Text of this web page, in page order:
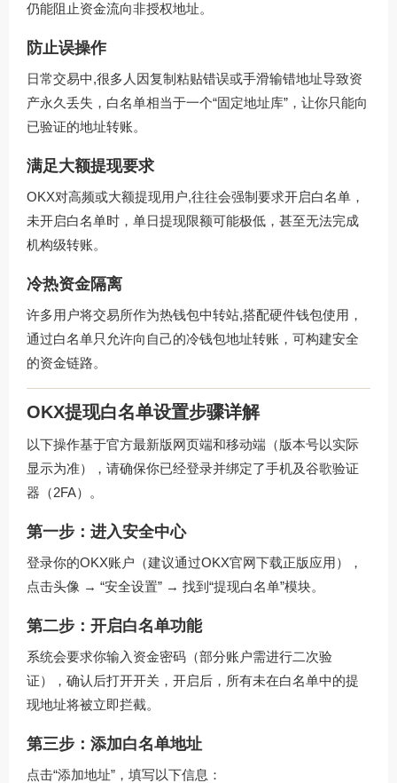
仍能阻止资金流向非授权地址。
防止误操作
日常交易中,很多人因复制粘贴错误或手滑输错地址导致资
产永久丢失，白名单相当于一个“固定地址库”，让你只能向
已验证的地址转账。
满足大额提现要求
OKX对高频或大额提现用户,往往会强制要求开启白名单，
未开启白名单时，单日提现限额可能极低，甚至无法完成
机构级转账。
冷热资金隔离
许多用户将交易所作为热钱包中转站,搭配硬件钱包使用，
通过白名单只允许向自己的冷钱包地址转账，可构建安全
的资金链路。
OKX提现白名单设置步骤详解
以下操作基于官方最新版网页端和移动端（版本号以实际
显示为准），请确保你已经登录并绑定了手机及谷歌验证
器（2FA）。
第一步：进入安全中心
登录你的OKX账户（建议通过OKX官网下载正版应用），
点击头像 → “安全设置” → 找到“提现白名单”模块。
第二步：开启白名单功能
系统会要求你输入资金密码（部分账户需进行二次验
证），确认后打开开关，开启后，所有未在白名单中的提
现地址将被立即拦截。
第三步：添加白名单地址
点击“添加地址”，填写以下信息：